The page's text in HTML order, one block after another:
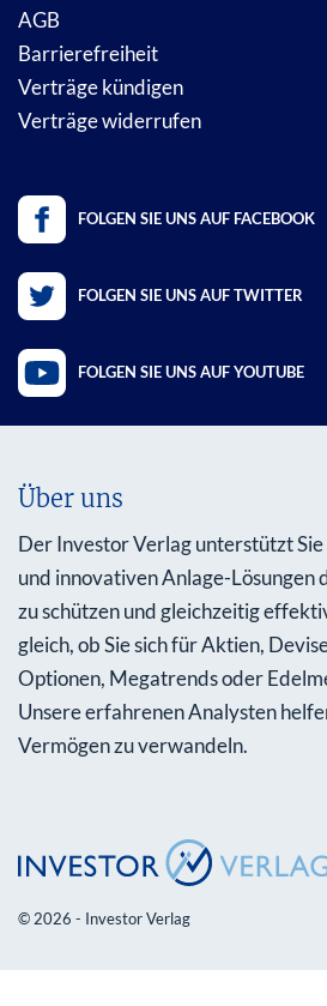
AGB
Barrierefreiheit
Verträge kündigen
Verträge widerrufen
FOLGEN SIE UNS AUF FACEBOOK
FOLGEN SIE UNS AUF TWITTER
FOLGEN SIE UNS AUF YOUTUBE
Über uns
Der Investor Verlag unterstützt
und innovativen Anlage-Lösungen
zu schützen und gleichzeitig
gleich, ob Sie sich für Aktien,
Optionen, Megatrends oder
Unsere erfahrenen Analysten
Vermögen zu verwandeln.
© 2026 - Investor Verlag